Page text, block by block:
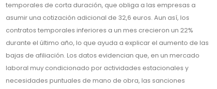
temporales de corta duración, que obliga a las empresas a
asumir una cotización adicional de 32,6 euros. Aun así, los
contratos temporales inferiores a un mes crecieron un 22%
durante el último año, lo que ayuda a explicar el aumento de las
bajas de afiliación. Los datos evidencian que, en un mercado
laboral muy condicionado por actividades estacionales y
necesidades puntuales de mano de obra, las sanciones